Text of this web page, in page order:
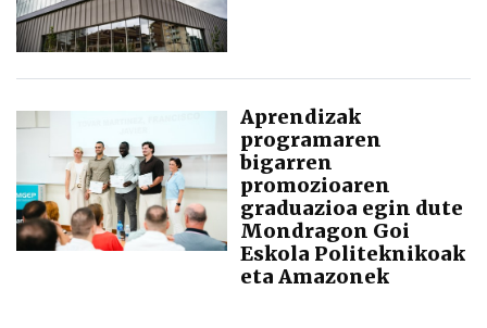
Aprendizak
programaren
bigarren
promozioaren
graduazioa egin dute
Mondragon Goi
Eskola Politeknikoak
eta Amazonek